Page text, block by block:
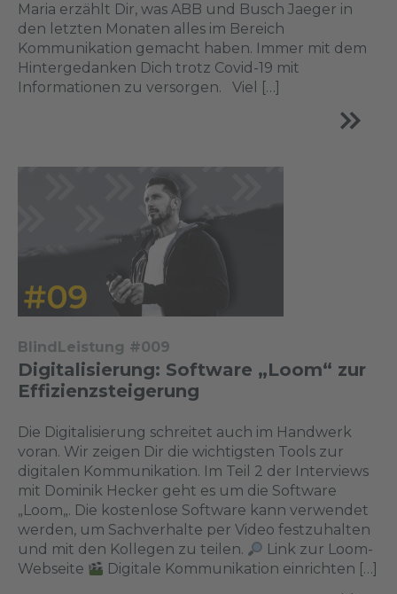
Maria erzählt Dir, was ABB und Busch Jaeger in
den letzten Monaten alles im Bereich
Kommunikation gemacht haben. Immer mit dem
Hintergedanken Dich trotz Covid-19 mit
Informationen zu versorgen. Viel […]
BlindLeistung #009
Digitalisierung: Software „Loom“ zur
Effizienzsteigerung
Die Digitalisierung schreitet auch im Handwerk
voran. Wir zeigen Dir die wichtigsten Tools zur
digitalen Kommunikation. Im Teil 2 der Interviews
mit Dominik Hecker geht es um die Software
„Loom„. Die kostenlose Software kann verwendet
werden, um Sachverhalte per Video festzuhalten
und mit den Kollegen zu teilen.
Link zur Loom-
Webseite
Digitale Kommunikation einrichten […]